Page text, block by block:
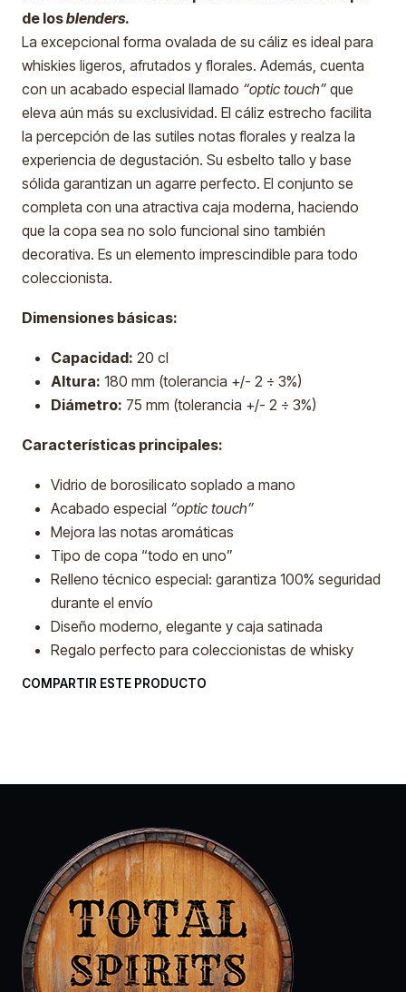
de losblenders.
La excepcional forma ovalada de su cáliz es ideal para
whiskies ligeros, afrutados y florales. Además, cuenta
con un acabado especial llamado “optic touch” que
eleva aún más su exclusividad. El cáliz estrecho facilita
la percepción de las sutiles notas florales y realza la
experiencia de degustación. Su esbelto tallo y base
sólida garantizan un agarre perfecto. El conjunto se
completa con una atractiva caja moderna, haciendo
que la copa sea no solo funcional sino también
decorativa. Es un elemento imprescindible para todo
coleccionista.
Dimensiones básicas:
Capacidad: 20 cl
Altura: 180 mm (tolerancia +/- 2 ÷ 3%)
Diámetro: 75 mm (tolerancia +/- 2 ÷ 3%)
Características principales:
Vidrio de borosilicato soplado a mano
Acabado especial “optic touch”
Mejora las notas aromáticas
Tipo de copa “todo en uno”
Relleno técnico especial: garantiza 100% seguridad
durante el envío
Diseño moderno, elegante y caja satinada
Regalo perfecto para coleccionistas de whisky
COMPARTIR ESTE PRODUCTO